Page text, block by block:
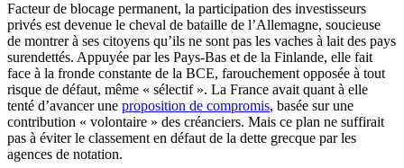
Facteur de blocage permanent, la participation des investisseurs
privés est devenue le cheval de bataille de l’Allemagne, soucieuse
de montrer à ses citoyens qu’ils ne sont pas les vaches à lait des pays
surendettés. Appuyée par les Pays-Bas et de la Finlande, elle fait
face à la fronde constante de la BCE, farouchement opposée à tout
risque de défaut, même « sélectif ». La France avait quant à elle
tenté d’avancer une proposition de compromis, basée sur une
contribution « volontaire » des créanciers. Mais ce plan ne suffirait
pas à éviter le classement en défaut de la dette grecque par les
agences de notation.